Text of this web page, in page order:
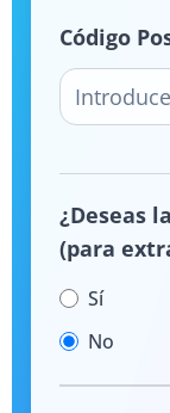
Código
¿Deseas
(para
Sí
No